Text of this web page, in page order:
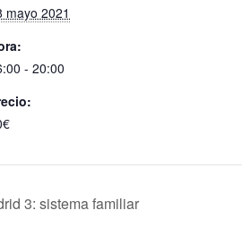
mayo 2021
- 20:00
3: sistema familiar